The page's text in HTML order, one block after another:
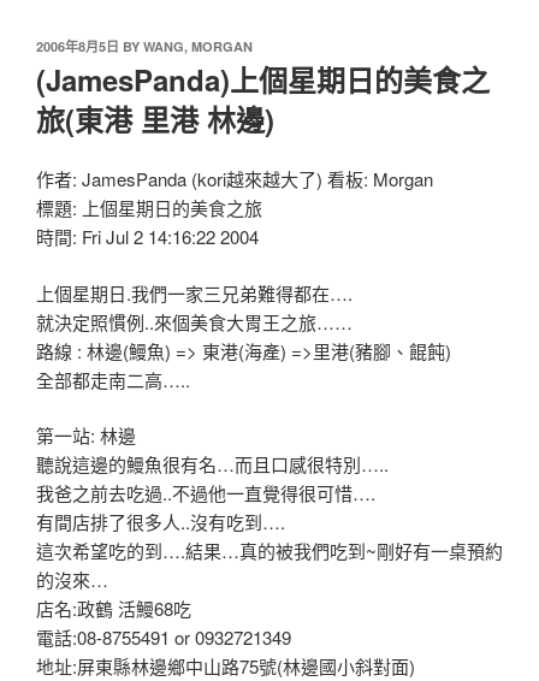
2006年8月5日 BY WANG, MORGAN
(JamesPanda)上個星期日的美食之
旅(東港 里港 林邊)
作者: JamesPanda (kori越來越大了) 看板: Morgan
標題: 上個星期日的美食之旅
時間: Fri Jul 2 14:16:22 2004
上個星期日.我們一家三兄弟難得都在….
就決定照慣例..來個美食大胃王之旅……
路線 : 林邊(鰻魚) => 東港(海產) =>里港(豬腳、餛飩)
全部都走南二高…..
第一站: 林邊
聽說這邊的鰻魚很有名…而且口感很特別…..
我爸之前去吃過..不過他一直覺得很可惜….
有間店排了很多人..沒有吃到….
這次希望吃的到….結果…真的被我們吃到~剛好有一桌預約
的沒來…
店名:政鶴 活鰻68吃
電話:08-8755491 or 0932721349
地址:屏東縣林邊鄉中山路75號(林邊國小斜對面)